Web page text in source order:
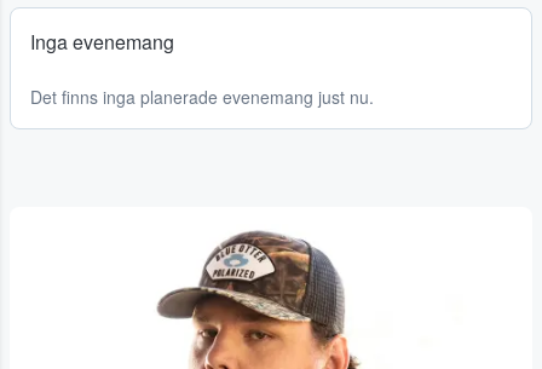
Inga evenemang
Det finns inga planerade evenemang just nu.